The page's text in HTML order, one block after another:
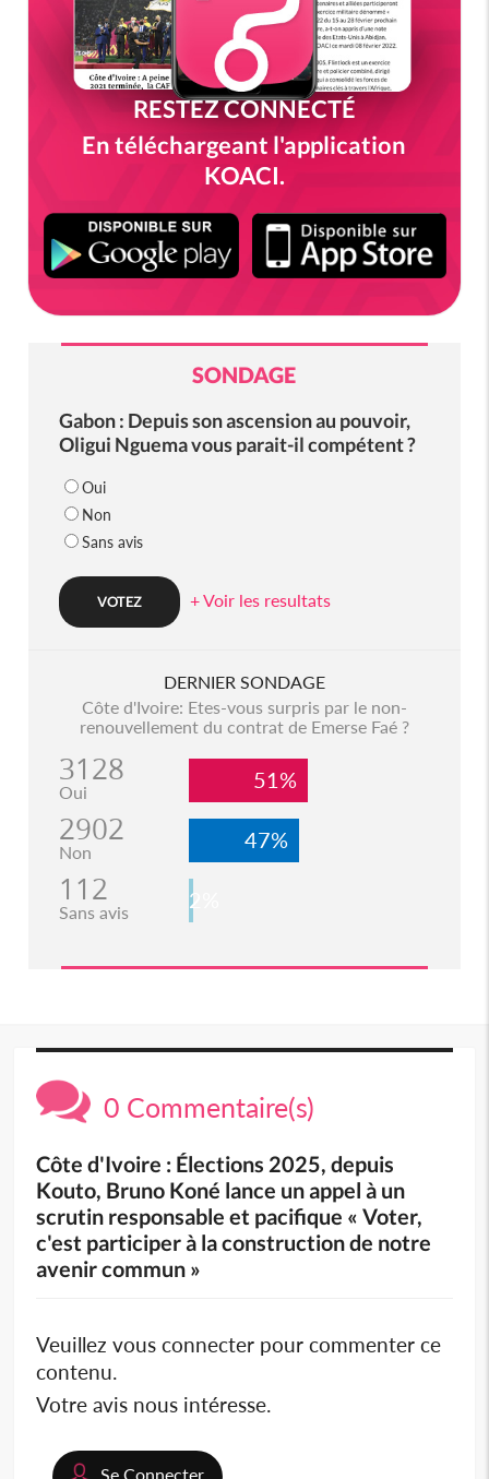
RESTEZ CONNECTÉ
En téléchargeant l'application
KOACI.
SONDAGE
Gabon : Depuis son ascension au pouvoir,
Oligui Nguema vous parait-il compétent ?
Oui
Non
Sans avis
+ Voir les resultats
DERNIER SONDAGE
Côte d'Ivoire: Etes-vous surpris par le non-
renouvellement du contrat de Emerse Faé ?
3128
Oui 51%
2902
Non 47%
112
Sans avis 2%
0 Commentaire(s)
Côte d'Ivoire : Élections 2025, depuis
Kouto, Bruno Koné lance un appel à un
scrutin responsable et pacifique « Voter,
c'est participer à la construction de notre
avenir commun »
Veuillez vous connecter pour commenter ce
contenu.
Votre avis nous intéresse.
Se Connecter